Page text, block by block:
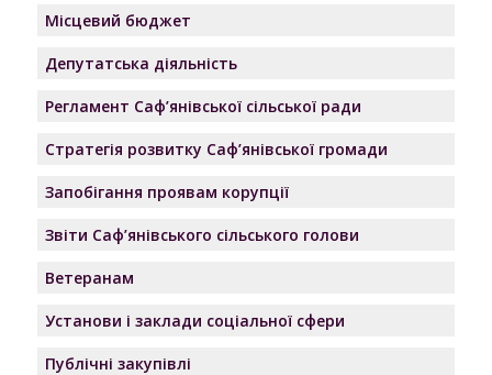
Місцевий бюджет
Депутатська діяльність
Регламент Саф’янівської сільської ради
Стратегія розвитку Саф’янівської громади
Запобігання проявам корупції
Звіти Саф’янівського сільського голови
Ветеранам
Установи і заклади соціальної сфери
Публічні закупівлі